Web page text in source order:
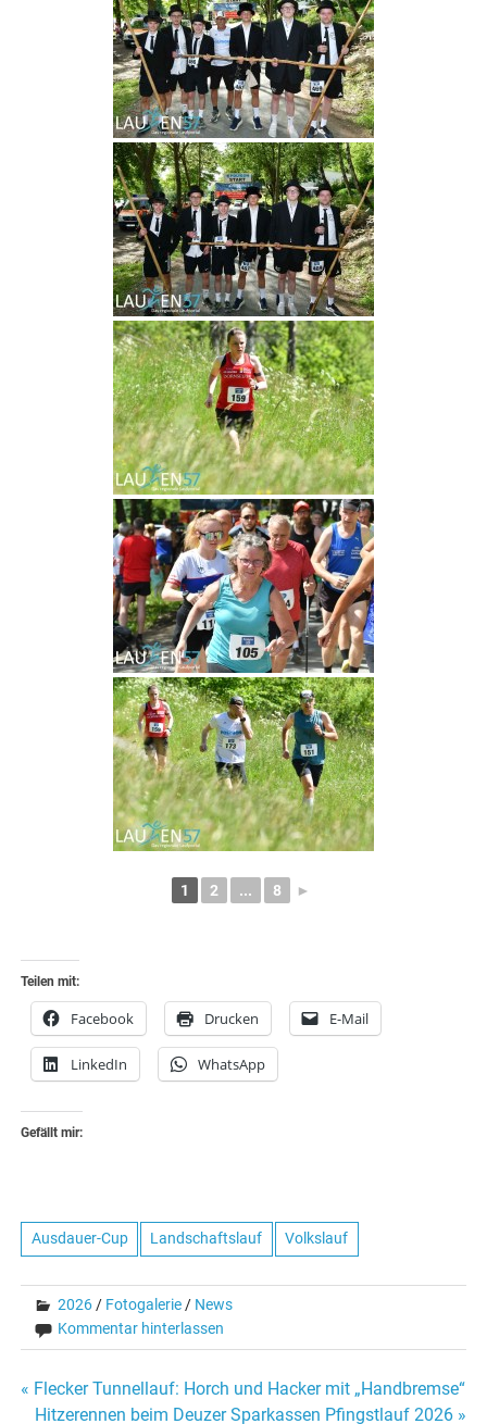
1 2 ... 8 ►
Teilen mit:
Facebook Drucken E-Mail
LinkedIn WhatsApp
Gefällt mir:
Ausdauer-Cup Landschaftslauf Volkslauf
2026 / Fotogalerie / News
Kommentar hinterlassen
Beitragsnavigation
« Flecker Tunnellauf: Horch und Hacker mit „Handbremse“
Hitzerennen beim Deuzer Sparkassen Pfingstlauf 2026 »